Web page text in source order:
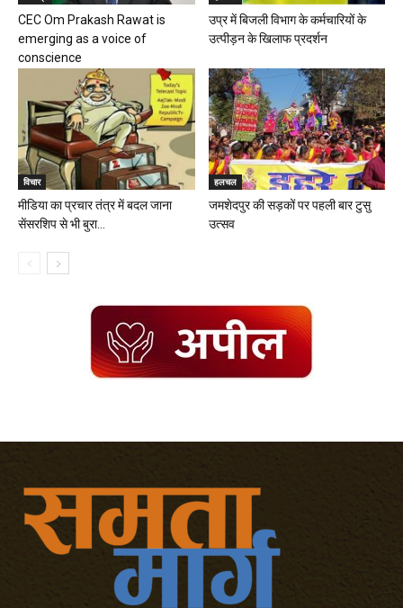
CEC Om Prakash Rawat is
emerging as a voice of
conscience
उप्र में बिजली विभाग के कर्मचारियों के
उत्पीड़न के खिलाफ प्रदर्शन
विचार
मीडिया का प्रचार तंत्र में बदल जाना
सेंसरशिप से भी बुरा...
हलचल
जमशेदपुर की सड़कों पर पहली बार टुसु
उत्सव